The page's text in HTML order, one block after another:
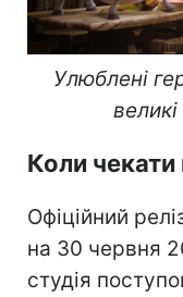
Улюблені
Коли
Офіційний
на 30 червня
студія